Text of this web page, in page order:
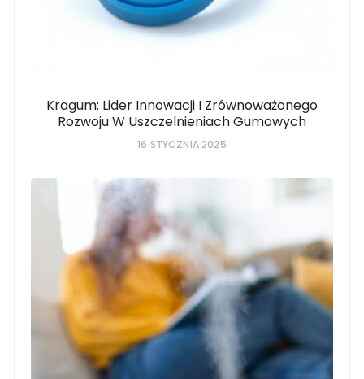
Kragum: Lider Innowacji I Zrównoważonego
Rozwoju W Uszczelnieniach Gumowych
16 STYCZNIA 2025